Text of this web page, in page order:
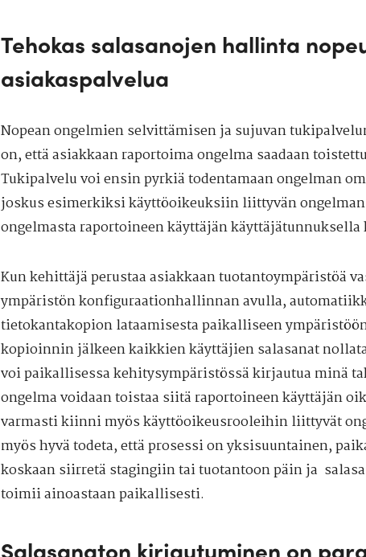
Tehokas salasanojen hallinta
asiakaspalvelua
Nopean ongelmien selvittämisen ja sujuvan
on, että asiakkaan raportoima ongelma saadaan
Tukipalvelu voi ensin pyrkiä todentamaan ongelman
joskus esimerkiksi käyttöoikeuksiin liittyvän
ongelmasta raportoineen käyttäjän
Kun kehittäjä perustaa asiakkaan tuotantoympäristöä
ympäristön konfiguraationhallinnan avulla,
tietokantakopion lataamisesta paikalliseen
kopioinnin jälkeen kaikkien käyttäjien salasanat
voi paikallisessa kehitysympäristössä kirjautua minä
ongelma voidaan toistaa siitä raportoineen käyttäjän
varmasti kiinni myös käyttöoikeusrooleihin liittyvät
myös hyvä todeta, että prosessi on yksisuuntainen,
koskaan siirretä stagingiin tai tuotantoon päin ja
toimii ainoastaan paikallisesti.
Salasanaton kirjautuminen on